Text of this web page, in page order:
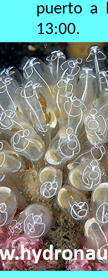
puerto a
13:00.